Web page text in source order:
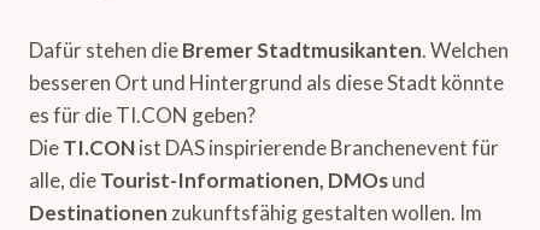
Dafür stehen dieBremer Stadtmusikanten. Welchen
besseren Ort und Hintergrund als diese Stadt könnte
es für die TI.CON geben?
DieTI.CONist DAS inspirierende Branchenevent für
alle, dieTourist-Informationen, DMOsund
Destinationen zukunftsfähig gestalten wollen. Im